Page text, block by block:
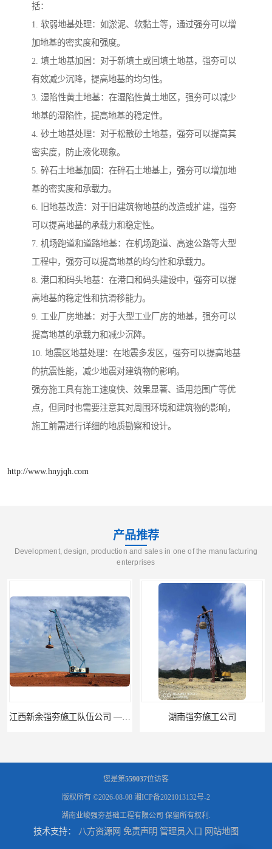
括：
1. 软弱地基处理：如淤泥、软黏土等，通过强夯可以增
加地基的密实度和强度。
2. 填土地基加固：对于新填土或回填土地基，强夯可以
有效减少沉降，提高地基的均匀性。
3. 湿陷性黄土地基：在湿陷性黄土地区，强夯可以减少
地基的湿陷性，提高地基的稳定性。
4. 砂土地基处理：对于松散砂土地基，强夯可以提高其
密实度，防止液化现象。
5. 碎石土地基加固：在碎石土地基上，强夯可以增加地
基的密实度和承载力。
6. 旧地基改造：对于旧建筑物地基的改造或扩建，强夯
可以提高地基的承载力和稳定性。
7. 机场跑道和道路地基：在机场跑道、高速公路等大型
工程中，强夯可以提高地基的均匀性和承载力。
8. 港口和码头地基：在港口和码头建设中，强夯可以提
高地基的稳定性和抗滑移能力。
9. 工业厂房地基：对于大型工业厂房的地基，强夯可以
提高地基的承载力和减少沉降。
10. 地震区地基处理：在地震多发区，强夯可以提高地基
的抗震性能，减少地震对建筑物的影响。
强夯施工具有施工速度快、效果显著、适用范围广等优
点，但同时也需要注意其对周围环境和建筑物的影响，
施工前需进行详细的地质勘察和设计。
http://www.hnyjqh.com
产品推荐
Development, design, production and sales in one of the manufacturing
enterprises
湖南强夯施工公司
您是第559037位访客
版权所有 ©2026-08-08 湘ICP备2021013132号-2
湖南业峻强夯基础工程有限公司 保留所有权利.
技术支持： 八方资源网 免责声明 管理员入口 网站地图